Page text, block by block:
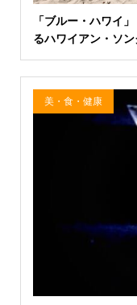
「ブルー・ハワイ
るハワイアン・ソン
美・食・健康